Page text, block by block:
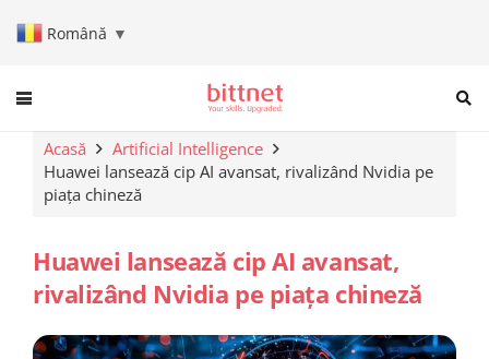
Română ▼
When autocomplete results
Acasă
Artificial Intelligence
Huawei lansează cip AI avansat, rivalizând Nvidia pe
piața chineză
Huawei lansează cip AI avansat,
rivalizând Nvidia pe piața chineză